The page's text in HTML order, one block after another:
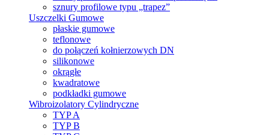
sznury profilowe typu „trapez”
Uszczelki Gumowe
płaskie gumowe
teflonowe
do połączeń kołnierzowych DN
silikonowe
okrągłe
kwadratowe
podkładki gumowe
Wibroizolatory Cylindryczne
TYP A
TYP B